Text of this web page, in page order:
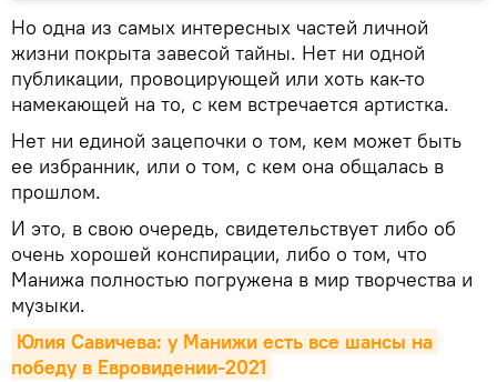
Но одна из самых интересных частей личной
жизни покрыта завесой тайны. Нет ни одной
публикации, провоцирующей или хоть как-то
намекающей на то, с кем встречается артистка.
Нет ни единой зацепочки о том, кем может быть
ее избранник, или о том, с кем она общалась в
прошлом.
И это, в свою очередь, свидетельствует либо об
очень хорошей конспирации, либо о том, что
Манижа полностью погружена в мир творчества и
музыки.
Юлия Савичева: у Манижи есть все шансы на
победу в Евровидении-2021